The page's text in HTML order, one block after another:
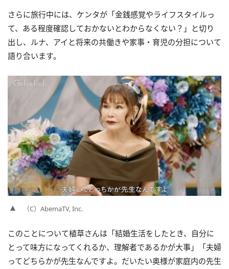
さらに旅行中には、ケンタが「金銭感覚やライフスタイルっ
て、ある程度確認しておかないとわからなくない？」と切り
出し、ルナ、アイと将来の共働きや家事・育児の分担について
語り合います。
（C）AbemaTV, Inc.
このことについて植草さんは「結婚生活をしたとき、自分に
とって味方になってくれるか、理解者であるかが大事」「夫婦
ってどちらかが先生なんですよ。だいたい奥様が家庭内の先生